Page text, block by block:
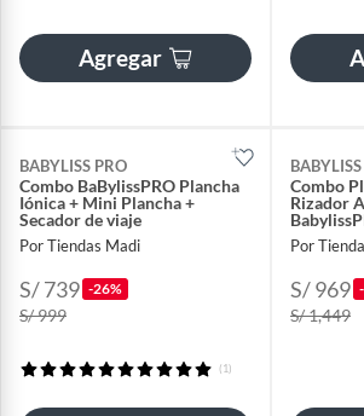
Agregar
BABYLISS PRO
Combo BaBylissPRO Plancha
Iónica + Mini Plancha +
Secador de viaje
Por Tiendas Madi
S/ 739 -26%
S/ 999
(1)
Combo
Rizador
Por
S/ 969
S/ 1,449